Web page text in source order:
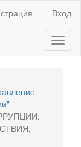
Вход